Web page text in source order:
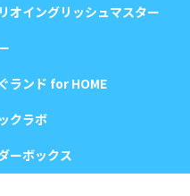
オイングリッシュマスター
ランド for HOME
クラボ
ーボックス